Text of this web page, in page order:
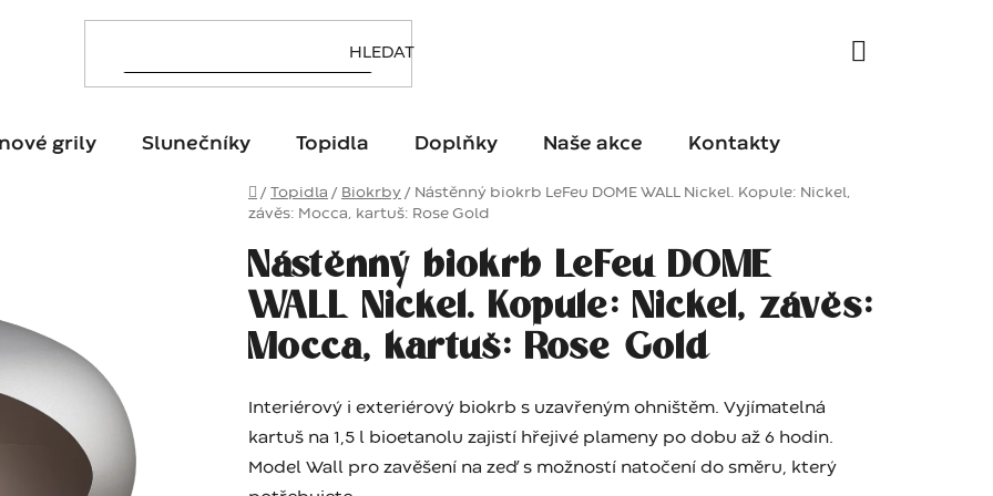
grily Slunečníky Topidla Doplňky Naše akce Kontakty
Domů
/ Topidla / Biokrby / Nástěnný biokrb LeFeu DOME WALL Nickel. Kopule: Nickel,
závěs: Mocca, kartuš: Rose Gold
Nástěnný biokrb LeFeu DOME
WALL Nickel. Kopule: Nickel, závěs:
Mocca, kartuš: Rose Gold
Interiérový i exteriérový biokrb s uzavřeným ohništěm. Vyjímatelná
kartuš na 1,5 l bioetanolu zajistí hřejivé plameny po dobu až 6 hodin.
Model Wall pro zavěšení na zeď s možností natočení do směru, který